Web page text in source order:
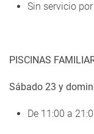
Sin servicio
PISCINAS
Sábado 23 y
De 11:00 a